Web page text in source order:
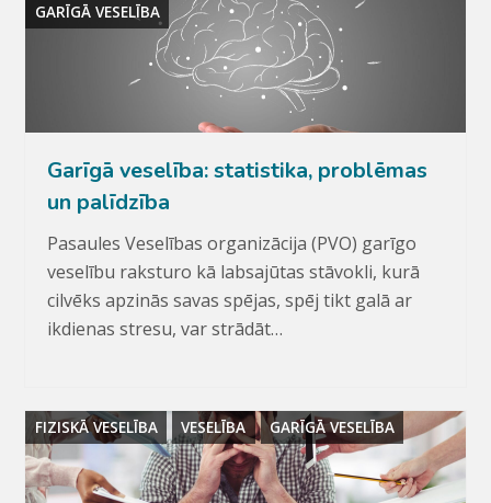
GARĪGĀ VESELĪBA
Garīgā veselība: statistika, problēmas
un palīdzība
Pasaules Veselības organizācija (PVO) garīgo
veselību raksturo kā labsajūtas stāvokli, kurā
cilvēks apzinās savas spējas, spēj tikt galā ar
ikdienas stresu, var strādāt…
FIZISKĀ VESELĪBA VESELĪBA GARĪGĀ VESELĪBA